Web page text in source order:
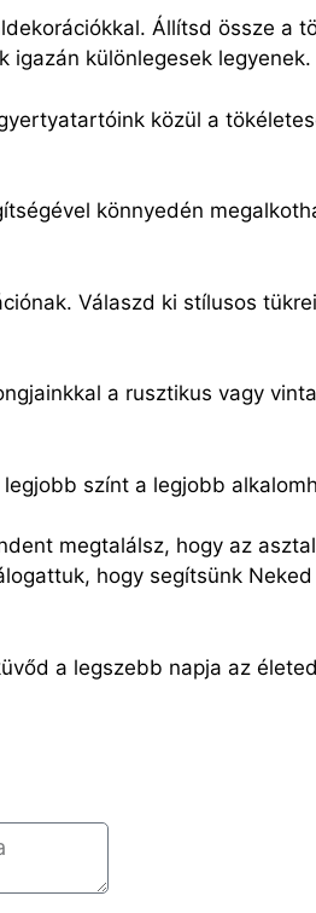
Állítsd össze a
igazán különlegesek legyenek.
közül a
könnyedén
Válaszd ki stílusos
a rusztikus vagy
színt a legjobb
megtalálsz, hogy az
hogy segítsünk
a legszebb napja az